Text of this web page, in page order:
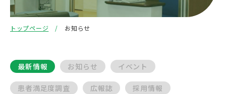
トップページ お知らせ
最新情報 お知らせ イベント
患者満足度調査 広報誌 採用情報